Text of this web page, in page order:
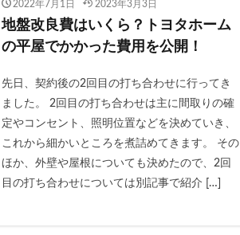
2022年7月1日 2023年3月3日
地盤改良費はいくら？トヨタホーム
の平屋でかかった費用を公開！
先日、契約後の2回目の打ち合わせに行ってき
ました。 2回目の打ち合わせは主に間取りの確
定やコンセント、照明位置などを決めていき、
これから細かいところを煮詰めてきます。 その
ほか、外壁や屋根についても決めたので、2回
目の打ち合わせについては別記事で紹介 […]